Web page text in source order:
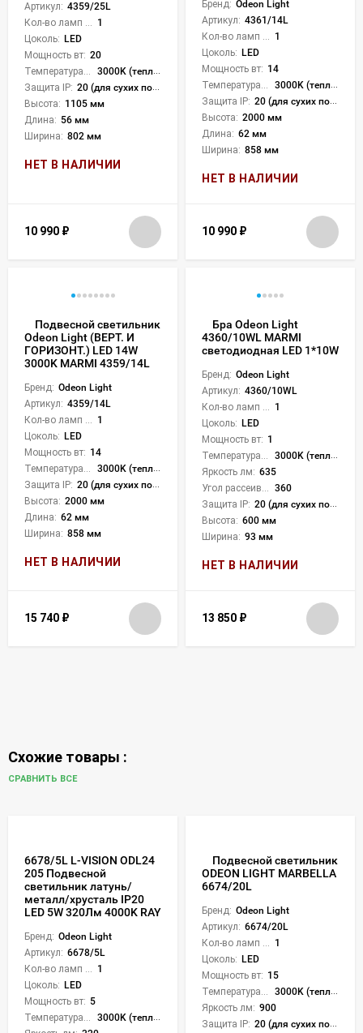
Артикул: 4359/25L
Кол-во ламп или LED: 1
Цоколь: LED
Мощность вт: 20
Температура света:
3000K (теплый)
Защита IP: 20 (для сухих пом.)
Высота: 1105 мм
Длина: 56 мм
Ширина: 802 мм
НЕТ В НАЛИЧИИ
10 990 ₽
Бренд: Odeon Light
Артикул: 4361/14L
1
Цоколь: LED
Мощность вт: 14
3000K (теплый)
Защита IP: 20 (для сухих пом.)
Высота: 2000 мм
Длина: 62 мм
Ширина: 858 мм
НЕТ В НАЛИЧИИ
10 990 ₽
Подвесной светильник
Odeon Light (ВЕРТ. И
ГОРИЗОНТ.) LED 14W
3000K MARMI 4359/14L
Бренд: Odeon Light
Артикул: 4359/14L
Кол-во ламп или LED: 1
Цоколь: LED
Мощность вт: 14
Температура света:
3000K (теплый)
Защита IP: 20 (для сухих пом.)
Высота: 2000 мм
Длина: 62 мм
Ширина: 858 мм
НЕТ В НАЛИЧИИ
15 740 ₽
Бра Odeon Light
4360/10WL MARMI
светодиодная LED 1*10W
Бренд: Odeon Light
Артикул: 4360/10WL
Кол-во ламп или LED: 1
Цоколь: LED
Мощность вт: 1
Температура света:
3000K (теплый)
Яркость лм: 635
Угол рассеивания света °: 360
Защита IP: 20 (для сухих пом.)
Высота: 600 мм
Ширина: 93 мм
НЕТ В НАЛИЧИИ
13 850 ₽
Схожие товары :
СРАВНИТЬ ВСЕ
6678/5L L-VISION ODL24
205 Подвесной
светильник латунь/
металл/хрусталь IP20
LED 5W 320Лм 4000K RAY
Бренд: Odeon Light
Артикул: 6678/5L
Кол-во ламп или LED: 1
Цоколь: LED
Мощность вт: 5
Температура света:
3000K (теплый)
Подвесной светильник
ODEON LIGHT MARBELLA
6674/20L
Бренд: Odeon Light
Артикул: 6674/20L
Кол-во ламп или LED: 1
Цоколь: LED
Мощность вт: 15
Температура света:
3000K (теплый), 4000K (нейтральный), CCT механическое переключение
Яркость лм: 900
Защита IP: 20 (для сухих пом.)